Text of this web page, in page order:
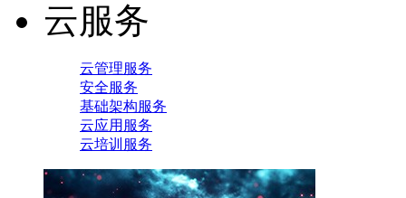
云服务
云管理服务
安全服务
基础架构服务
云应用服务
云培训服务